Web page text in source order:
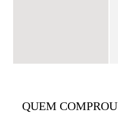
QUEM COMPROU